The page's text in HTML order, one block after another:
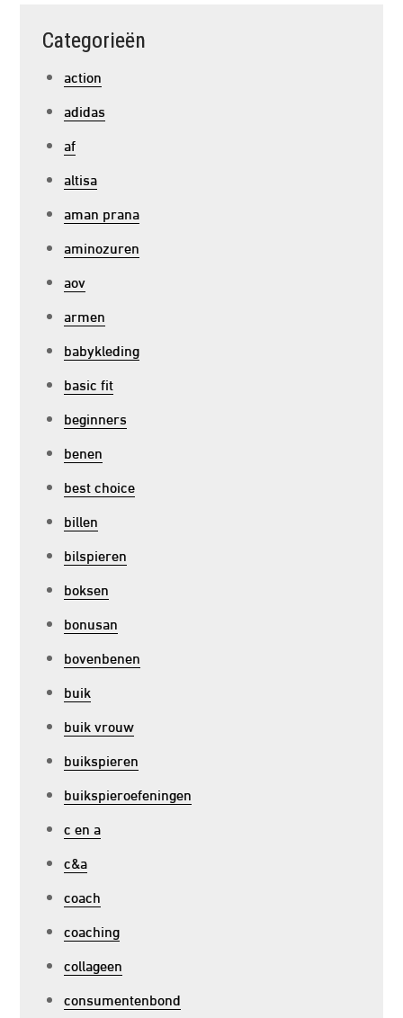
Categorieën
action
adidas
af
altisa
aman prana
aminozuren
aov
armen
babykleding
basic fit
beginners
benen
best choice
billen
bilspieren
boksen
bonusan
bovenbenen
buik
buik vrouw
buikspieren
buikspieroefeningen
c en a
c&a
coach
coaching
collageen
consumentenbond